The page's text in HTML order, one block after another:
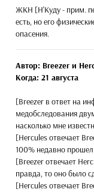
ЖКН [Н'Куду - прим.
есть, но его
опасения.
Автор: Breezer и
Когда: 21 августа
[Breezer в ответ на
медобследования
насколько мне
[Hercules отвечает
100% недавно
[Breezer отвечает
правда, то оно было
[Hercules отвечает